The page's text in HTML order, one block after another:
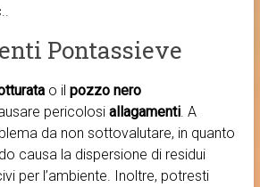
Pontassieve
o il pozzo nero
pericolosi allagamenti. A
da non sottovalutare, in quanto
causa la dispersione di residui
per l’ambiente. Inoltre, potresti